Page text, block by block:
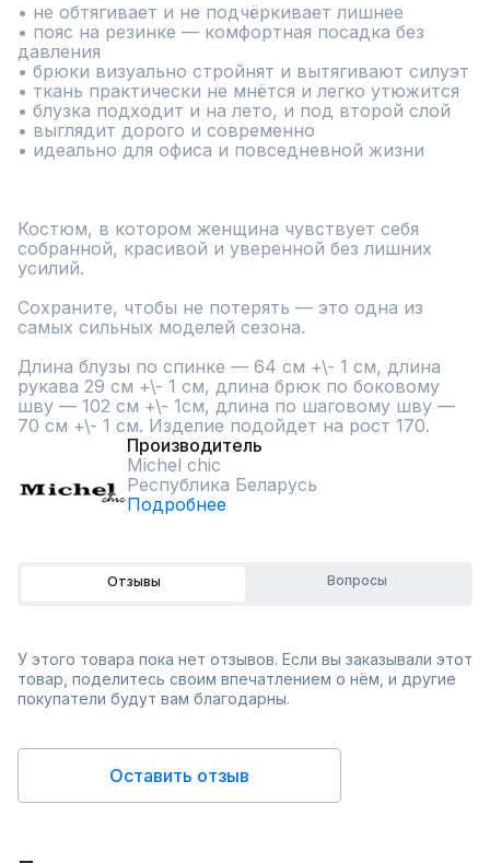
• не обтягивает и не подчёркивает лишнее
• пояс на резинке — комфортная посадка без
давления
• брюки визуально стройнят и вытягивают силуэт
• ткань практически не мнётся и легко утюжится
• блузка подходит и на лето, и под второй слой
• выглядит дорого и современно
• идеально для офиса и повседневной жизни
Костюм, в котором женщина чувствует себя
собранной, красивой и уверенной без лишних
усилий.
Сохраните, чтобы не потерять — это одна из
самых сильных моделей сезона.
Длина блузы по спинке — 64 см +\- 1 см, длина
рукава 29 см +\- 1 см, длина брюк по боковому
шву — 102 см +\- 1см, длина по шаговому шву —
70 см +\- 1 см. Изделие подойдет на рост 170.
Производитель
Michel chic
Республика Беларусь
Подробнее
Отзывы Вопросы
У этого товара пока нет отзывов. Если вы заказывали этот
товар, поделитесь своим впечатлением о нём, и другие
покупатели будут вам благодарны.
Оставить отзыв